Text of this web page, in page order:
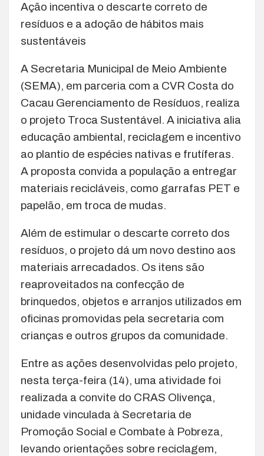
Ação incentiva o descarte correto de
resíduos e a adoção de hábitos mais
sustentáveis
A Secretaria Municipal de Meio Ambiente
(SEMA), em parceria com a CVR Costa do
Cacau Gerenciamento de Resíduos, realiza
o projeto Troca Sustentável. A iniciativa alia
educação ambiental, reciclagem e incentivo
ao plantio de espécies nativas e frutíferas.
A proposta convida a população a entregar
materiais recicláveis, como garrafas PET e
papelão, em troca de mudas.
Além de estimular o descarte correto dos
resíduos, o projeto dá um novo destino aos
materiais arrecadados. Os itens são
reaproveitados na confecção de
brinquedos, objetos e arranjos utilizados em
oficinas promovidas pela secretaria com
crianças e outros grupos da comunidade.
Entre as ações desenvolvidas pelo projeto,
nesta terça-feira (14), uma atividade foi
realizada a convite do CRAS Olivença,
unidade vinculada à Secretaria de
Promoção Social e Combate à Pobreza,
levando orientações sobre reciclagem,